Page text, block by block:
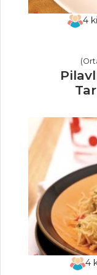
HAMUR
Kakaolu
Kurabiyesi
Çikolatalı
Tarifi, Nasıl
Yumurtalı
Kızartması
Nasıl
Hamur İşleri
Tarifleri
4
4